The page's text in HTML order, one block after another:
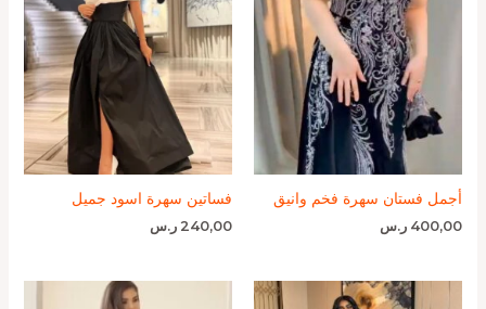
أجمل فستان سهرة فخم وانيق
400,00 ر.س
فساتين سهرة اسود جميل
240,00 ر.س